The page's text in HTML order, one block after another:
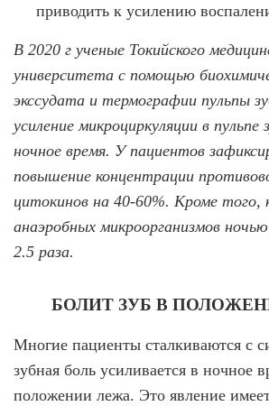
приводить к усилению
В 2020 г ученые Токийского
университета с помощью
экссудата и термографии пульпы
усиление микроциркуляции в пульпе
ночное время. У пациентов
повышение концентрации
цитокинов на 40-60%. Кроме того,
анаэробных микроорганизмов ночью
2.5 раза.
БОЛИТ ЗУБ В
Многие пациенты сталкиваются с
зубная боль усиливается в ночное
положении лежа. Это явление